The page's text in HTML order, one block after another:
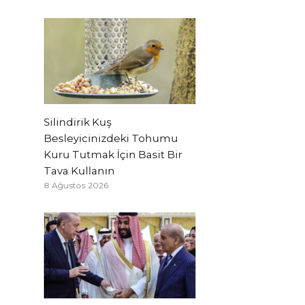
Silindirik Kuş
Besleyicinizdeki Tohumu
Kuru Tutmak İçin Basit Bir
Tava Kullanın
8 Ağustos 2026